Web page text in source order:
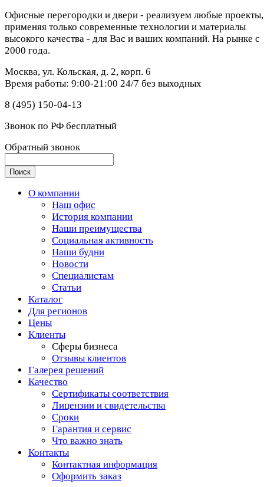
Офисные перегородки и двери - реализуем любые проекты,
применяя только современные технологии и материалы
высокого качества - для Вас и ваших компаний. На рынке с
2000 года.
Москва, ул. Кольская, д. 2, корп. 6
Время работы: 9:00-21:00 24/7 без выходных
8 (495) 150-04-13
Звонок по РФ бесплатный
Обратный звонок
О компании
Наш офис
История компании
Наши преимущества
Социальная активность
Наши будни
Новости
Специалистам
Статьи
Каталог
Для регионов
Цены
Клиенты
Сферы бизнеса
Отзывы клиентов
Галерея решений
Качество
Сертификаты соответствия
Лицензии и свидетельства
Сроки
Гарантия и сервис
Что важно знать
Контакты
Контактная информация
Оформить заказ